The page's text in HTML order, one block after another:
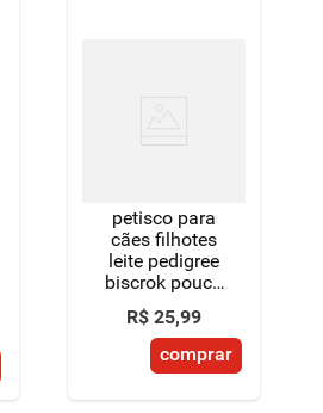
petisco para
cães filhotes
leite pedigree
biscrok pouch
300g
R$ 25,99
comprar